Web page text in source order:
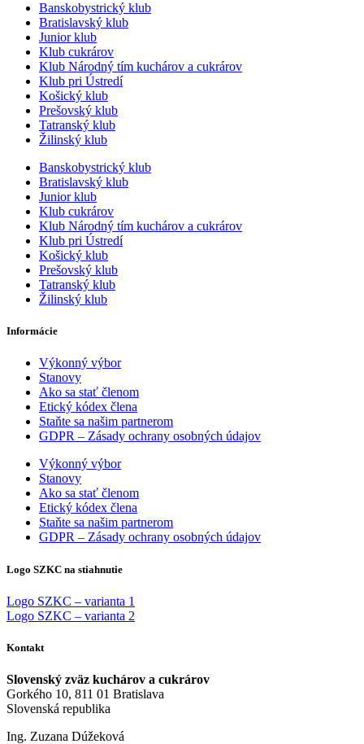
Banskobystrický klub
Bratislavský klub
Junior klub
Klub cukrárov
Klub Národný tím kuchárov a cukrárov
Klub pri Ústredí
Košický klub
Prešovský klub
Tatranský klub
Žilinský klub
Banskobystrický klub
Bratislavský klub
Junior klub
Klub cukrárov
Klub Národný tím kuchárov a cukrárov
Klub pri Ústredí
Košický klub
Prešovský klub
Tatranský klub
Žilinský klub
Informácie
Výkonný výbor
Stanovy
Ako sa stať členom
Etický kódex člena
Staňte sa našim partnerom
GDPR – Zásady ochrany osobných údajov
Výkonný výbor
Stanovy
Ako sa stať členom
Etický kódex člena
Staňte sa našim partnerom
GDPR – Zásady ochrany osobných údajov
Logo SZKC na stiahnutie
Logo SZKC – varianta 1
Logo SZKC – varianta 2
Kontakt
Slovenský zväz kuchárov a cukrárov
Gorkého 10, 811 01 Bratislava
Slovenská republika
Ing. Zuzana Dúžeková